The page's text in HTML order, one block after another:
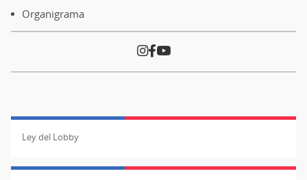
Organigrama
Ley del Lobby